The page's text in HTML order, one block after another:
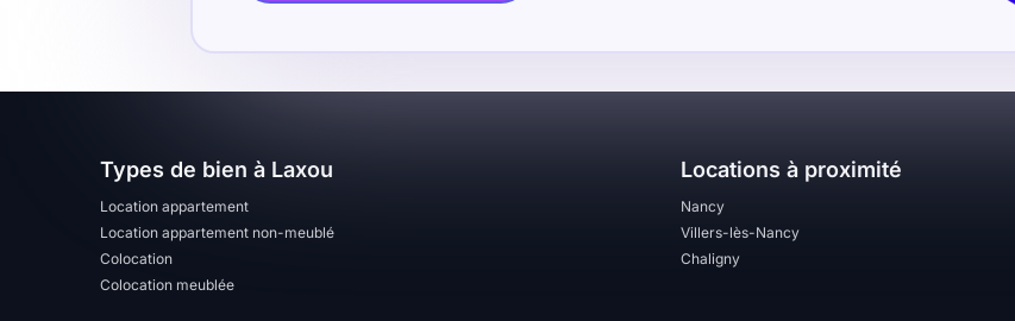
Local à vélo
Disponible à partir du
Types de bien à Laxou
Location appartement
Location appartement non-meublé
Colocation
Colocation meublée
Locations à proximité
Nancy
Villers-lès-Nancy
Chaligny